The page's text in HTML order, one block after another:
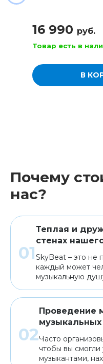
16 990 руб.
Товар есть в
В
Почему
нас?
Теплая и
стенах
SkyBeat – это не
каждый может
музыкальную
Проведение
Часто
чтобы вы смогли
музыкантами,